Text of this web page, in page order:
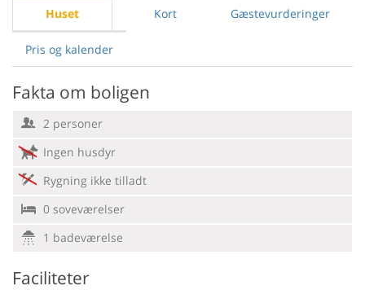
Huset Kort Gæstevurderinger
Pris og kalender
Fakta om boligen
2 personer
Ingen husdyr
Rygning ikke tilladt
0 soveværelser
1 badeværelse
Faciliteter